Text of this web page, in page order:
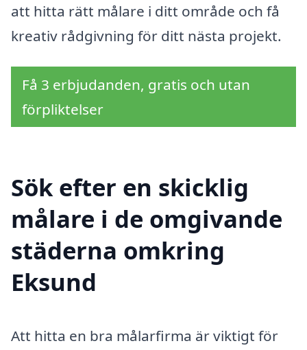
att hitta rätt målare i ditt område och få
kreativ rådgivning för ditt nästa projekt.
Få 3 erbjudanden, gratis och utan
förpliktelser
Sök efter en skicklig
målare i de omgivande
städerna omkring
Eksund
Att hitta en bra målarfirma är viktigt för